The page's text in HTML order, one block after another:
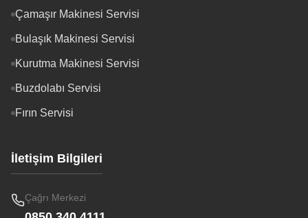
Çamaşır Makinesi Servisi
Bulaşık Makinesi Servisi
Kurutma Makinesi Servisi
Buzdolabı Servisi
Fırın Servisi
İletişim Bilgileri
Çağrı Merkezi